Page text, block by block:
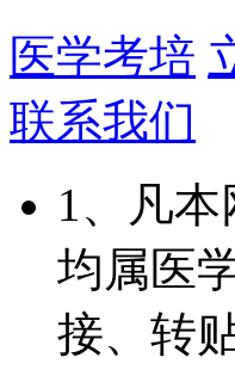
医学考培
联系我们
1、凡
均属医
接、转